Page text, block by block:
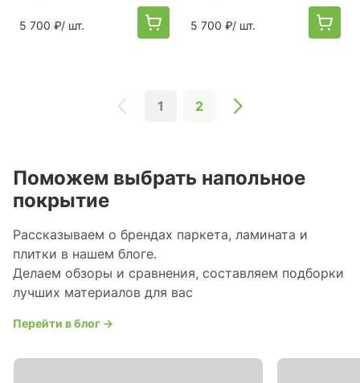
5 700 ₽/ шт. 5 700 ₽/ шт.
1 2
Поможем выбрать напольное
покрытие
Рассказываем о брендах паркета, ламината и
плитки в нашем блоге.
Делаем обзоры и сравнения, составляем подборки
лучших материалов для вас
Перейти в блог →